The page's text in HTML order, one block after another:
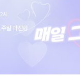
시
말 박진형